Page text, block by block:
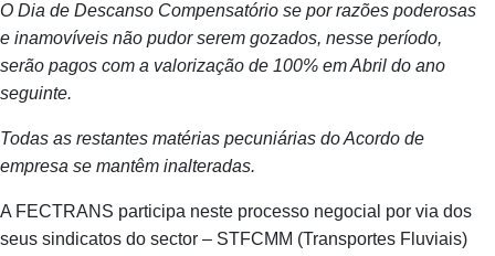
O Dia de Descanso Compensatório se por razões poderosas
e inamovíveis não pudor serem gozados, nesse período,
serão pagos com a valorização de 100% em Abril do ano
seguinte.
Todas as restantes matérias pecuniárias do Acordo de
empresa se mantêm inalteradas.
A FECTRANS participa neste processo negocial por via dos
seus sindicatos do sector – STFCMM (Transportes Fluviais)